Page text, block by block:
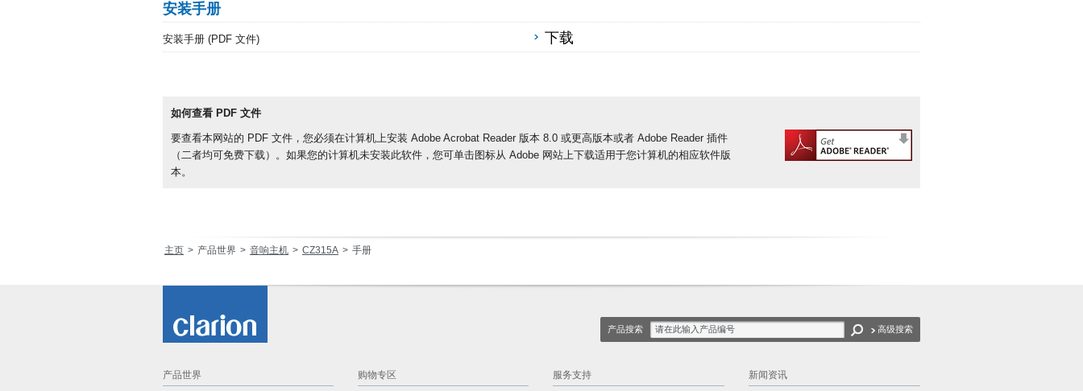
安装手册
安装手册 (PDF 文件) 下载
如何查看 PDF 文件
要查看本网站的 PDF 文件，您必须在计算机上安装 Adobe Acrobat Reader 版本 8.0 或更高版本或者 Adobe Reader 插件
（二者均可免费下载）。如果您的计算机未安装此软件，您可单击图标从 Adobe 网站上下载适用于您计算机的相应软件版
本。
主页 产品世界 音响主机 CZ315A 手册
产品搜索 高级搜索
产品世界 购物专区 服务支持 新闻资讯